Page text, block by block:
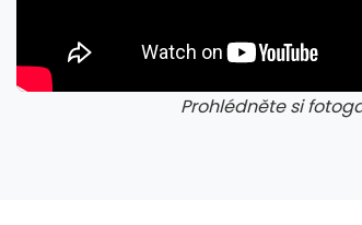
Prohlédněte si